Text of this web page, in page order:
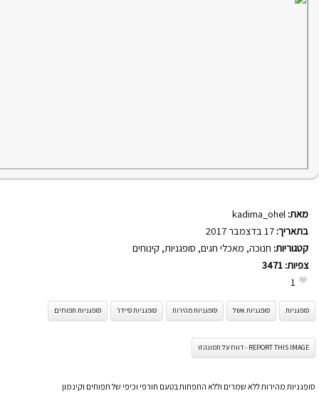
מאת: kadima_ohel
בתאריך:
קטגוריות: חנוכה, מאכלי חגים, סופגניות, קינוחים
צפיות: 3471
1
סופגניות סופגניות אשל סופגניות מהירות סופגניות סיידר סופגניות תפוחים
REPORT THIS IMAGE - דווח על תמונה זו
סופגניות מהירות ללא שמרים וללא התפחות בטעם חורפי וכיפי של תפוחים וקינמון